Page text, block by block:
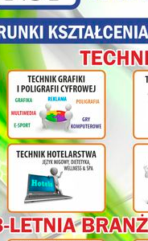
2006-2021. All rights